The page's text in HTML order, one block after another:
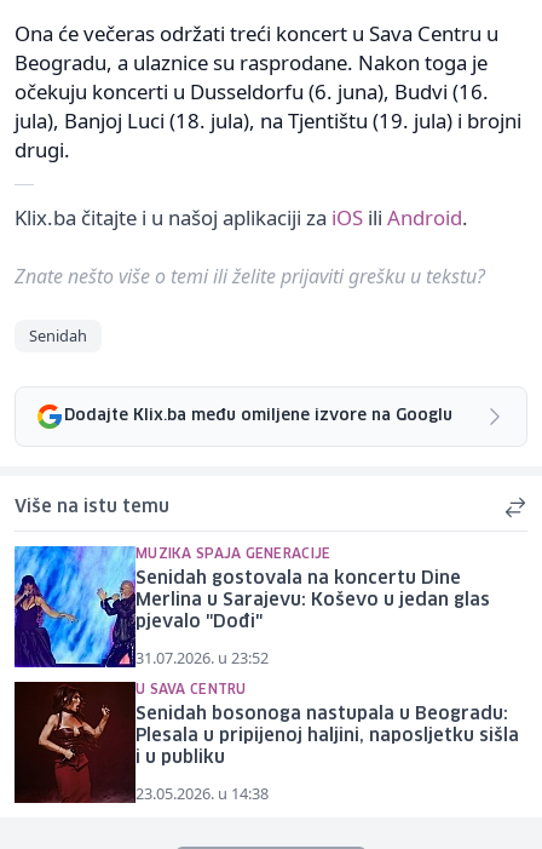
Ona će večeras održati treći koncert u Sava Centru u
Beogradu, a ulaznice su rasprodane. Nakon toga je
očekuju koncerti u Dusseldorfu (6. juna), Budvi (16.
jula), Banjoj Luci (18. jula), na Tjentištu (19. jula) i brojni
drugi.
Klix.ba čitajte i u našoj aplikaciji za iOS ili Android.
Znate nešto više o temi ili želite prijaviti grešku u tekstu?
Senidah
Dodajte Klix.ba među omiljene izvore na Googlu
Više na istu temu
MUZIKA SPAJA GENERACIJE
Senidah gostovala na koncertu Dine
Merlina u Sarajevu: Koševo u jedan glas
pjevalo "Dođi"
31.07.2026. u 23:52
U SAVA CENTRU
Senidah bosonoga nastupala u Beogradu:
Plesala u pripijenoj haljini, naposljetku sišla
i u publiku
23.05.2026. u 14:38